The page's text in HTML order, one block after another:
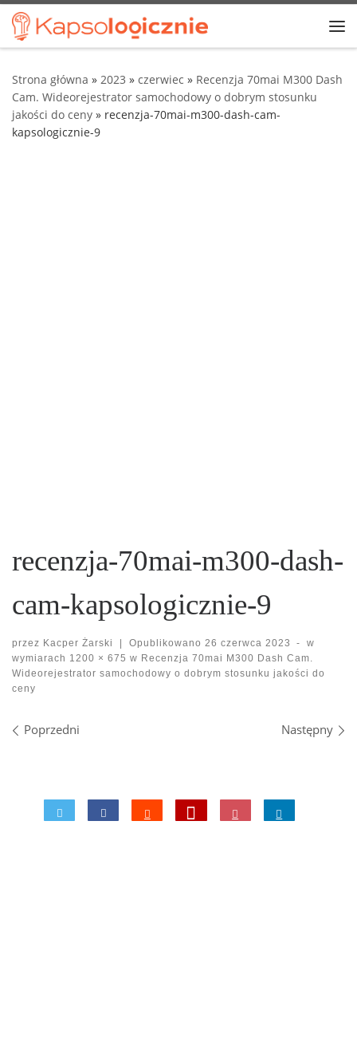
Przejdź do treści
Strona główna » 2023 » czerwiec » Recenzja 70mai M300 Dash
Cam. Wideorejestrator samochodowy o dobrym stosunku
jakości do ceny » recenzja-70mai-m300-dash-cam-
kapsologicznie-9
recenzja-70mai-m300-dash-
cam-kapsologicznie-9
przez Kacper Żarski Opublikowano 26 czerwca 2023 -
w
wymiarach 1200 × 675 w Recenzja 70mai M300 Dash Cam.
Wideorejestrator samochodowy o dobrym stosunku jakości do
ceny
Nawigacja po obrazach
Poprzedni Następny